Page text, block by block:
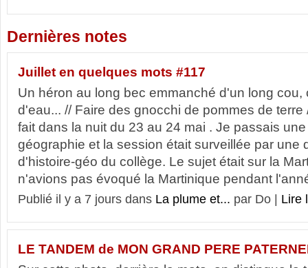
Dernières notes
Juillet en quelques mots #117
Un héron au long bec emmanché d'un long cou,
d'eau... // Faire des gnocchi de pommes de
fait dans la nuit du 23 au 24 mai . Je passais
géographie et la session était surveillée par une
d'histoire-géo du collège. Le sujet était sur la
n'avions pas évoqué la Martinique pendant
Publié il y a 7 jours dans La plume et... par Do | Lire
LE TANDEM de MON GRAND PERE